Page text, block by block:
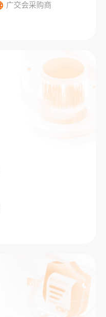
广交会采购商